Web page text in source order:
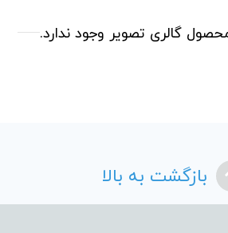
گالری تصویر وجود ندارد.
بازگشت به بالا